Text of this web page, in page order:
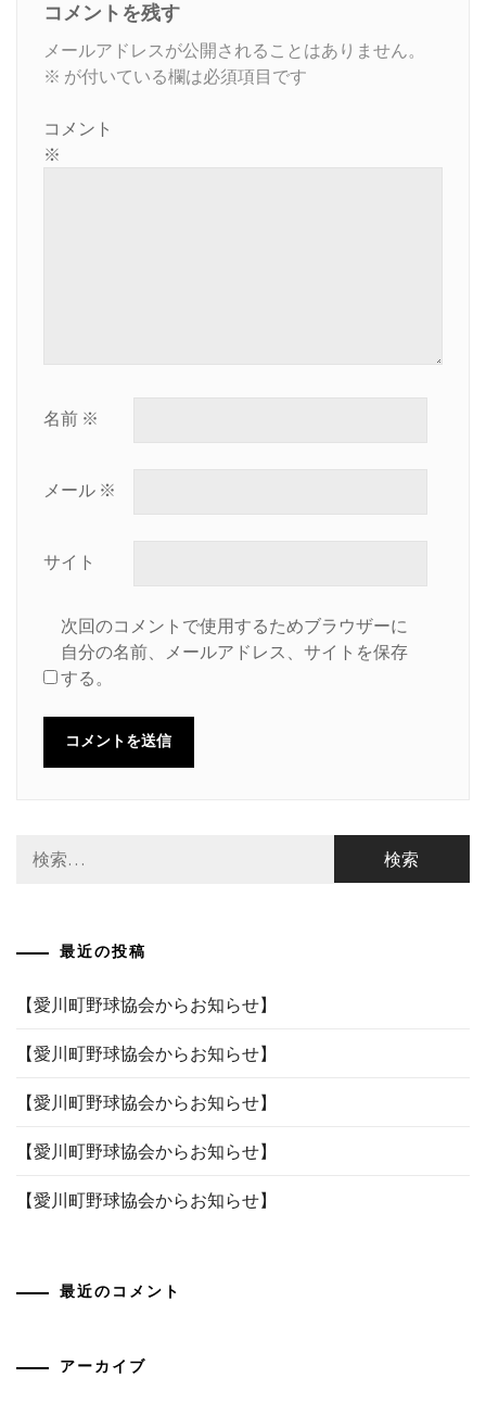
コメントを残す
メールアドレスが公開されることはありません。
※ が付いている欄は必須項目です
コメント
※
名前 ※
メール ※
サイト
次回のコメントで使用するためブラウザーに
自分の名前、メールアドレス、サイトを保存
する。
索:
最近の投稿
【愛川町野球協会からお知らせ】
【愛川町野球協会からお知らせ】
【愛川町野球協会からお知らせ】
【愛川町野球協会からお知らせ】
【愛川町野球協会からお知らせ】
最近のコメント
アーカイブ